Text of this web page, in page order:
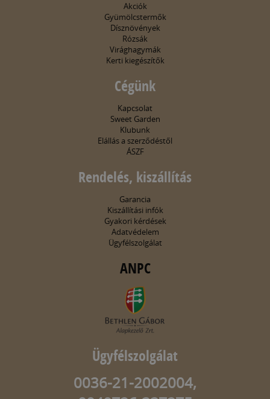
Akciók
Gyümölcstermők
Dísznövények
Rózsák
Virághagymák
Kerti kiegészítők
Cégünk
Kapcsolat
Sweet Garden
Klubunk
Elállás a szerződéstől
ÁSZF
Rendelés, kiszállítás
Garancia
Kiszállítási infók
Gyakori kérdések
Adatvédelem
Ügyfélszolgálat
ANPC
Ügyfélszolgálat
0036-21-2002004,